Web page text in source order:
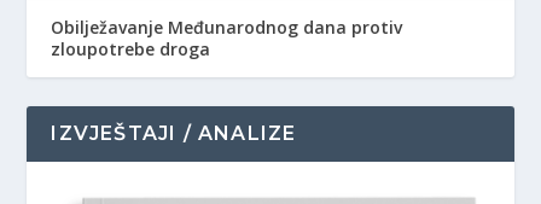
Obilježavanje Međunarodnog dana protiv
zloupotrebe droga
IZVJEŠTAJI / ANALIZE